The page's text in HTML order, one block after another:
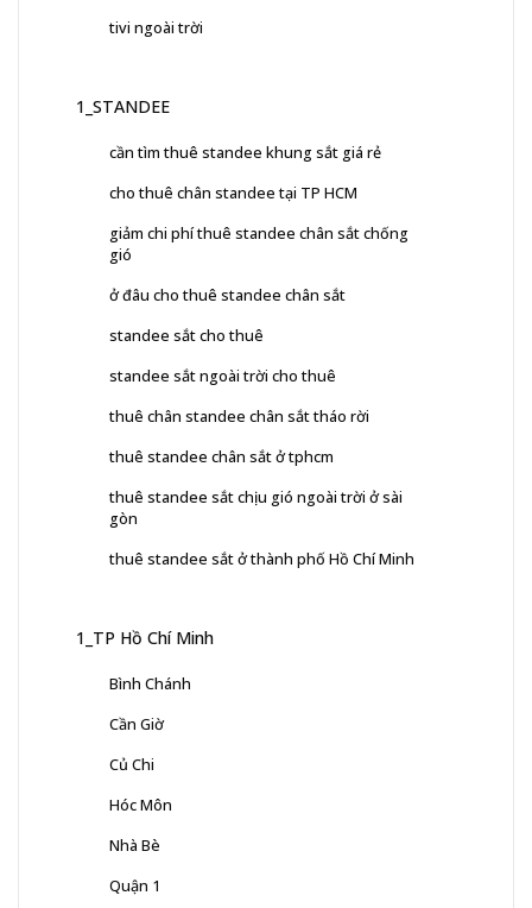
tivi ngoài trời
1_STANDEE
cần tìm thuê standee khung sắt giá rẻ
cho thuê chân standee tại TP HCM
giảm chi phí thuê standee chân sắt chống
gió
ở đâu cho thuê standee chân sắt
standee sắt cho thuê
standee sắt ngoài trời cho thuê
thuê chân standee chân sắt tháo rời
thuê standee chân sắt ở tphcm
thuê standee sắt chịu gió ngoài trời ở sài
gòn
thuê standee sắt ở thành phố Hồ Chí Minh
1_TP Hồ Chí Minh
Bình Chánh
Cần Giờ
Củ Chi
Hóc Môn
Nhà Bè
Quận 1